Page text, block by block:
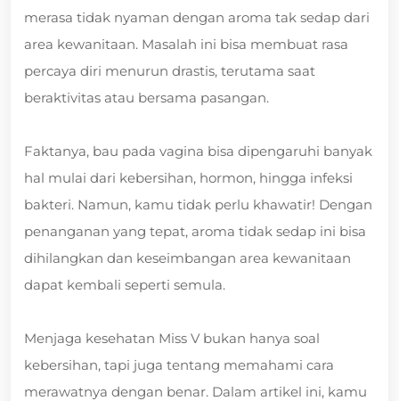
merasa tidak nyaman dengan aroma tak sedap dari
area kewanitaan. Masalah ini bisa membuat rasa
percaya diri menurun drastis, terutama saat
beraktivitas atau bersama pasangan.
Faktanya, bau pada vagina bisa dipengaruhi banyak
hal mulai dari kebersihan, hormon, hingga infeksi
bakteri. Namun, kamu tidak perlu khawatir! Dengan
penanganan yang tepat, aroma tidak sedap ini bisa
dihilangkan dan keseimbangan area kewanitaan
dapat kembali seperti semula.
Menjaga kesehatan Miss V bukan hanya soal
kebersihan, tapi juga tentang memahami cara
merawatnya dengan benar. Dalam artikel ini, kamu